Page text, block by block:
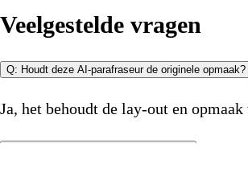
Veelgestelde vragen
Q: Houdt deze AI-parafraseur de originele opmaak?
Ja, het behoudt de lay-out en